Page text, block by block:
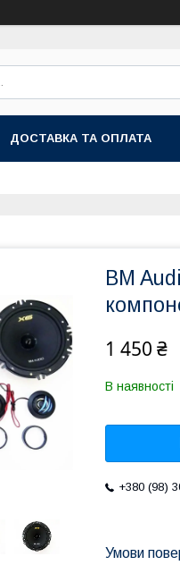
ДОСТАВКА ТА ОПЛАТА
BM
1 450 ₴
В наявності
+380 (98)